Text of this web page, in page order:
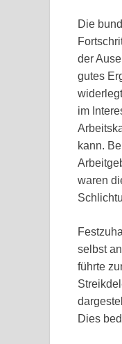
Die
der
gutes
im
kann.
waren
selbst
führte
Dies